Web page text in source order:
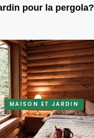
pour la pergola?
MAISON ET JARDIN